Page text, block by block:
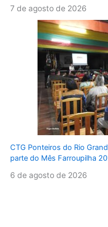
7 de agosto de 2026
CTG Ponteiros do Rio
parte do Mês Farroupilha
6 de agosto de 2026